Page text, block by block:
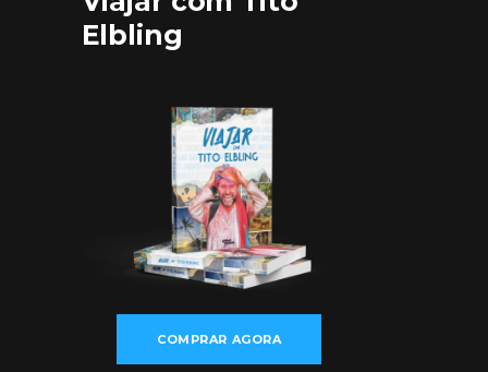
Elbling
COMPRAR AGORA